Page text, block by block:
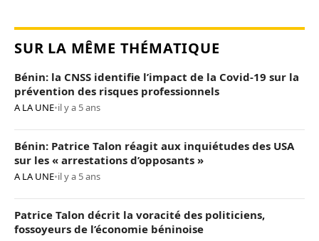
SUR LA MÊME THÉMATIQUE
Bénin: la CNSS identifie l’impact de la Covid-19 sur la
prévention des risques professionnels
A LA UNE•il y a 5 ans
Bénin: Patrice Talon réagit aux inquiétudes des USA
sur les « arrestations d’opposants »
A LA UNE•il y a 5 ans
Patrice Talon décrit la voracité des politiciens,
fossoyeurs de l’économie béninoise